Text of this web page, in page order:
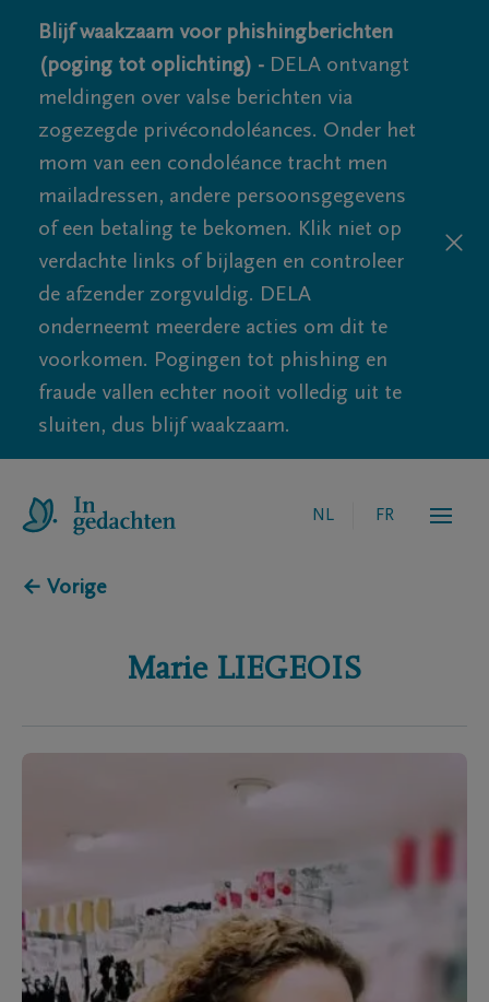
Blijf waakzaam voor phishingberichten
(poging tot oplichting) - DELA ontvangt
meldingen over valse berichten via
zogezegde privécondoléances. Onder het
mom van een condoléance tracht men
mailadressen, andere persoonsgegevens
of een betaling te bekomen. Klik niet op
verdachte links of bijlagen en controleer
de afzender zorgvuldig. DELA
onderneemt meerdere acties om dit te
voorkomen. Pogingen tot phishing en
fraude vallen echter nooit volledig uit te
sluiten, dus blijf waakzaam.
NL FR
← Vorige
Marie LIEGEOIS